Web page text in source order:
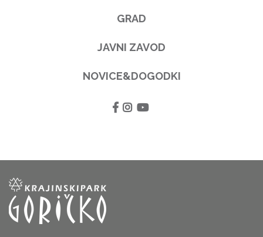
GRAD
JAVNI ZAVOD
NOVICE&DOGODKI